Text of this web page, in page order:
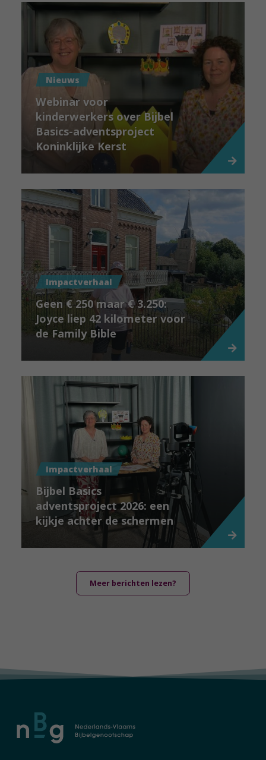
Nieuws
Webinar voor
kinderwerkers over Bijbel
Basics-adventsproject
Koninklijke Kerst
Impactverhaal
Geen € 250 maar € 3.250:
Joyce liep 42 kilometer voor
de Family Bible
Impactverhaal
Bijbel Basics
adventsproject 2026: een
kijkje achter de schermen
Meer berichten lezen?